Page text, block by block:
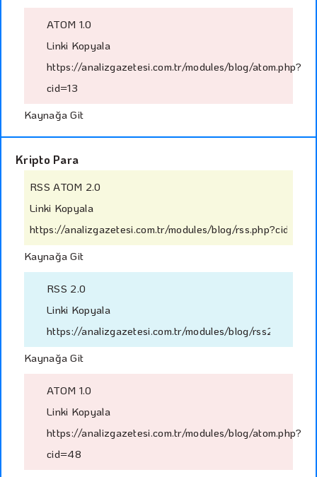
ATOM 1.0
Linki Kopyala
https://analizgazetesi.com.tr/modules/blog/atom.php?
cid=13
Kaynağa Git
Kripto Para
RSS ATOM 2.0
Linki Kopyala
https://analizgazetesi.com.tr/modules/blog/rss.php?cid=48
Kaynağa Git
RSS 2.0
Linki Kopyala
https://analizgazetesi.com.tr/modules/blog/
Kaynağa Git
ATOM 1.0
Linki Kopyala
https://analizgazetesi.com.tr/modules/blog/atom.php?
cid=48